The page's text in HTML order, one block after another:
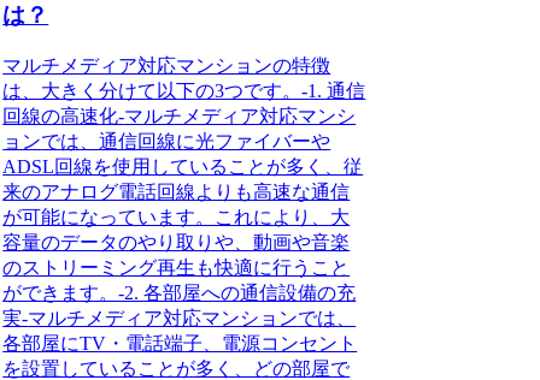
は？
マルチメディア対応マンションの特徴
は、大きく分けて以下の3つです。-1. 通信
回線の高速化-マルチメディア対応マンシ
ョンでは、通信回線に光ファイバーや
ADSL回線を使用していることが多く、従
来のアナログ電話回線よりも高速な通信
が可能になっています。これにより、大
容量のデータのやり取りや、動画や音楽
のストリーミング再生も快適に行うこと
ができます。-2. 各部屋への通信設備の充
実-マルチメディア対応マンションでは、
各部屋にTV・電話端子、電源コンセント
を設置していることが多く、どの部屋で